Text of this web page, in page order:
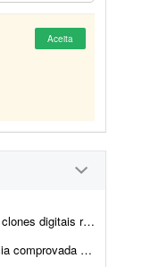
Aceita
consiste em criar um clo...
um v&i...